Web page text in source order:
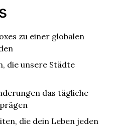
zu einer globalen
die unsere Städte
das tägliche
die dein Leben jeden